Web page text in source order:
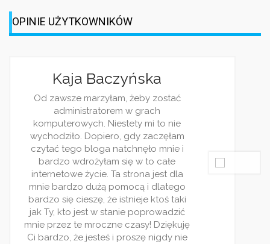
OPINIE UŻYTKOWNIKÓW
Kaja Baczyńska
Od zawsze marzyłam, żeby zostać
administratorem w grach
komputerowych. Niestety mi to nie
wychodziło. Dopiero, gdy zaczęłam
czytać tego bloga natchnęło mnie i
bardzo wdrożyłam się w to całe
internetowe życie. Ta strona jest dla
mnie bardzo dużą pomocą i dlatego
bardzo się cieszę, że istnieje ktoś taki
jak Ty, kto jest w stanie poprowadzić
mnie przez te mroczne czasy! Dziękuję
Ci bardzo, że jesteś i proszę nigdy nie